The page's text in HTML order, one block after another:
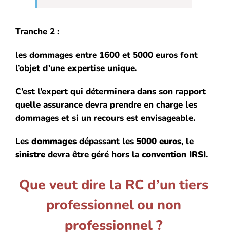
Tranche 2 :
les dommages entre 1600 et 5000 euros font
l’objet d’une expertise unique.
C’est l’expert qui déterminera dans son rapport
quelle assurance devra prendre en charge les
dommages et si un recours est envisageable.
Les dommages dépassant les 5000 euros, le
sinistre devra être géré hors la convention IRSI.
Que veut dire la RC d’un tiers
professionnel ou non
professionnel ?